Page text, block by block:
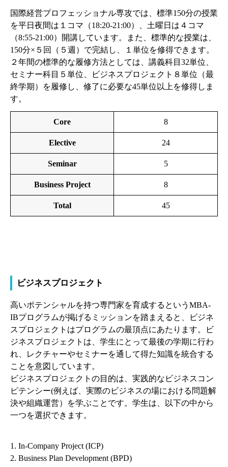
国際経営プロフェッショナル専攻では、標準150分の授業
を平日夜間は１コマ（18:20-21:00）、土曜日は４コマ
（8:55-21:00）開講しています。また、標準的な授業は、
150分×５回（５週）で完結し、１単位を修得できます。
２年間の標準的な履修方法としては、講義科目32単位、
セミナー科目５単位、ビジネスプロジェクト８単位（最
終学期）を履修し、修了に必要な45単位以上を修得しま
す。
Core 8
Elective 24
Seminar 5
Business Project 8
Total 45
ビジネスプロジェクト
高いポテンシャルを持つ専門家を育成するというMBA-
IBプログラムが掲げるミッションを踏まえると、ビジネ
スプロジェクトはプログラムの最頂点にあたります。ビ
ジネスプロジェクトは、学生にとって最後の学期に行わ
れ、レクチャーやセミナーを通して得た知識を統合する
ことを意図しています。
ビジネスプロジェクトの目的は、実践的なビジネスコン
ピテンシー(例えば、実際のビジネスの場における問題解
決や組織運営）を学ぶことです。学生は、以下の中から
一つを選択できます。
1. In-Company Project (ICP)
2. Business Plan Development (BPD)